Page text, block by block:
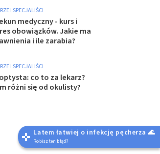
I SPECJALIŚCI
medyczny - kurs i
obowiązków. Jakie ma
i ile zarabia?
I SPECJALIŚCI
co to za lekarz?
różni się od okulisty?
Latem łatwiej o infekcję pęcherza 🌊
Robisz ten błąd?